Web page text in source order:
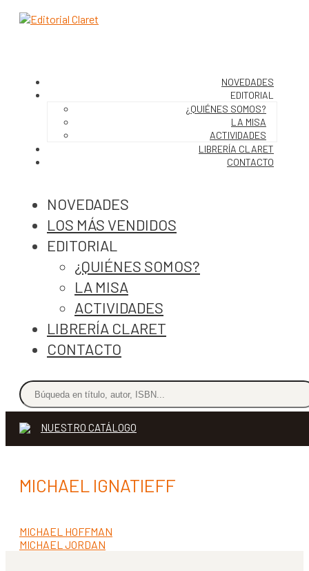
NOVEDADES
EDITORIAL
¿QUIÉNES SOMOS?
LA MISA
ACTIVIDADES
LIBRERÍA CLARET
CONTACTO
NOVEDADES
LOS MÁS VENDIDOS
EDITORIAL
¿QUIÉNES SOMOS?
LA MISA
ACTIVIDADES
LIBRERÍA CLARET
CONTACTO
NUESTRO CATÁLOGO
MICHAEL IGNATIEFF
Navegación
de
Anterior:
MICHAEL HOFFMAN
Siguiente:
MICHAEL JORDAN